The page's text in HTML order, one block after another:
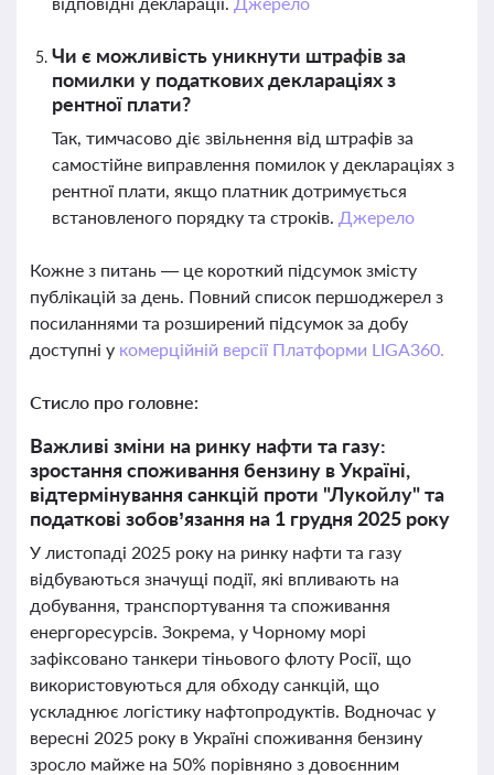
Чи є можливість уникнути штрафів за
помилки у податкових деклараціях з
рентної плати?
Так, тимчасово діє звільнення від штрафів за
самостійне виправлення помилок у деклараціях з
рентної плати, якщо платник дотримується
встановленого порядку та строків. Джерело
Кожне з питань — це короткий підсумок змісту
публікацій за день. Повний список першоджерел з
посиланнями та розширений підсумок за добу
доступні у комерційній версії Платформи LIGA360.
Стисло про головне:
Важливі зміни на ринку нафти та газу:
зростання споживання бензину в Україні,
відтермінування санкцій проти "Лукойлу" та
податкові зобов’язання на 1 грудня 2025 року
У листопаді 2025 року на ринку нафти та газу
відбуваються значущі події, які впливають на
добування, транспортування та споживання
енергоресурсів. Зокрема, у Чорному морі
зафіксовано танкери тіньового флоту Росії, що
використовуються для обходу санкцій, що
ускладнює логістику нафтопродуктів. Водночас у
вересні 2025 року в Україні споживання бензину
зросло майже на 50% порівняно з довоєнним